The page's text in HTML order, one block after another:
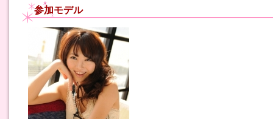
参加モデル